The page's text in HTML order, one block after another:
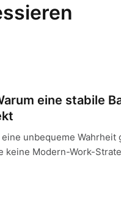
eine stabile
unbequeme Wahrheit
Modern-Work-